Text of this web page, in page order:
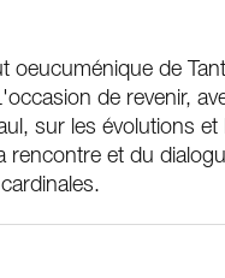
oeucuménique de
de revenir,
sur les évolutions
rencontre et du